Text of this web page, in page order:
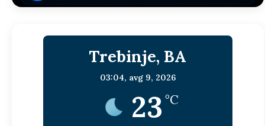
Trebinje, BA
03:04, avg 9, 2026
23 °C